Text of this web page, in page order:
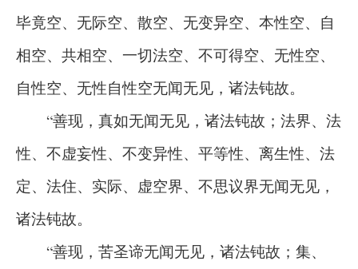
毕竟空、无际空、散空、无变异空、本性空、自
相空、共相空、一切法空、不可得空、无性空、
自性空、无性自性空无闻无见，诸法钝故。
“善现，真如无闻无见，诸法钝故；法界、法
性、不虚妄性、不变异性、平等性、离生性、法
定、法住、实际、虚空界、不思议界无闻无见，
诸法钝故。
“善现，苦圣谛无闻无见，诸法钝故；集、